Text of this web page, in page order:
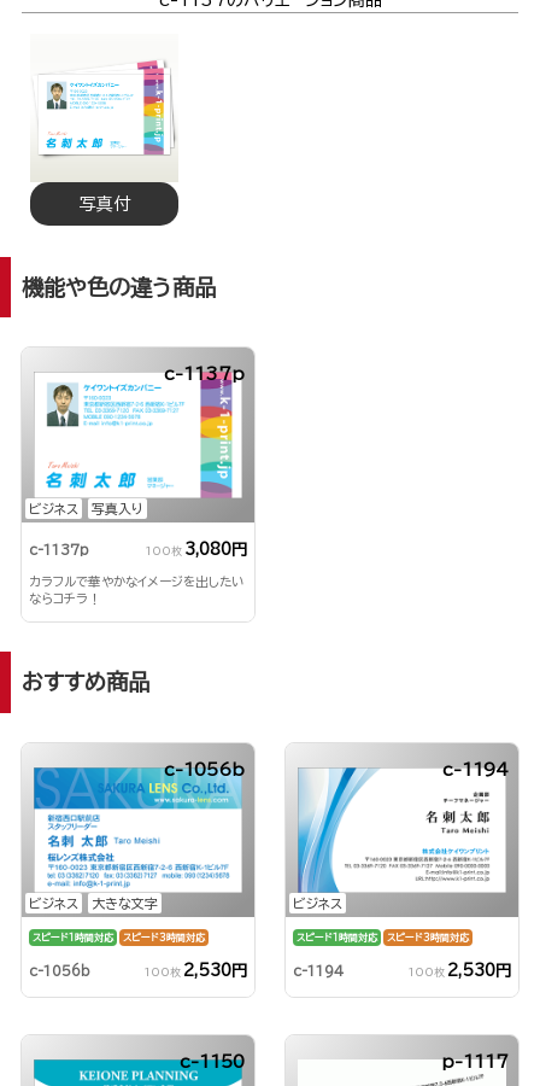
写真付
機能や色の違う商品
ビジネス 写真入り
c-1137p
c-1137p 100枚 3,080円
カラフルで華やかなイメージを出したい
ならコチラ！
おすすめ商品
ビジネス 大きな文字
c-1056b
スピード1時間対応 スピード3時間対応
c-1056b 100枚 2,530円
ビジネス
c-1194
スピード1時間対応 スピード3時間対応
c-1194 100枚 2,530円
c-1150 p-1117